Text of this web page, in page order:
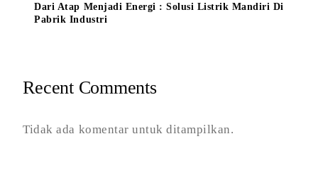
Dari Atap Menjadi Energi : Solusi Listrik Mandiri Di
Pabrik Industri
Recent Comments
Tidak ada komentar untuk ditampilkan.